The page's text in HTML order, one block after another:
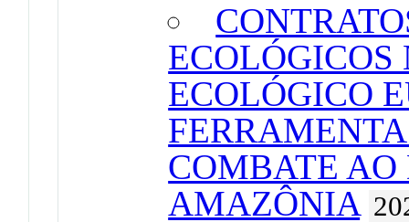
ECOLÓGICO
COMBATE
AMAZÔNIA